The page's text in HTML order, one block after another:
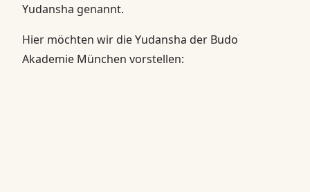
Yudansha genannt.
Hier möchten wir die Yudansha der Budo
Akademie München vorstellen: